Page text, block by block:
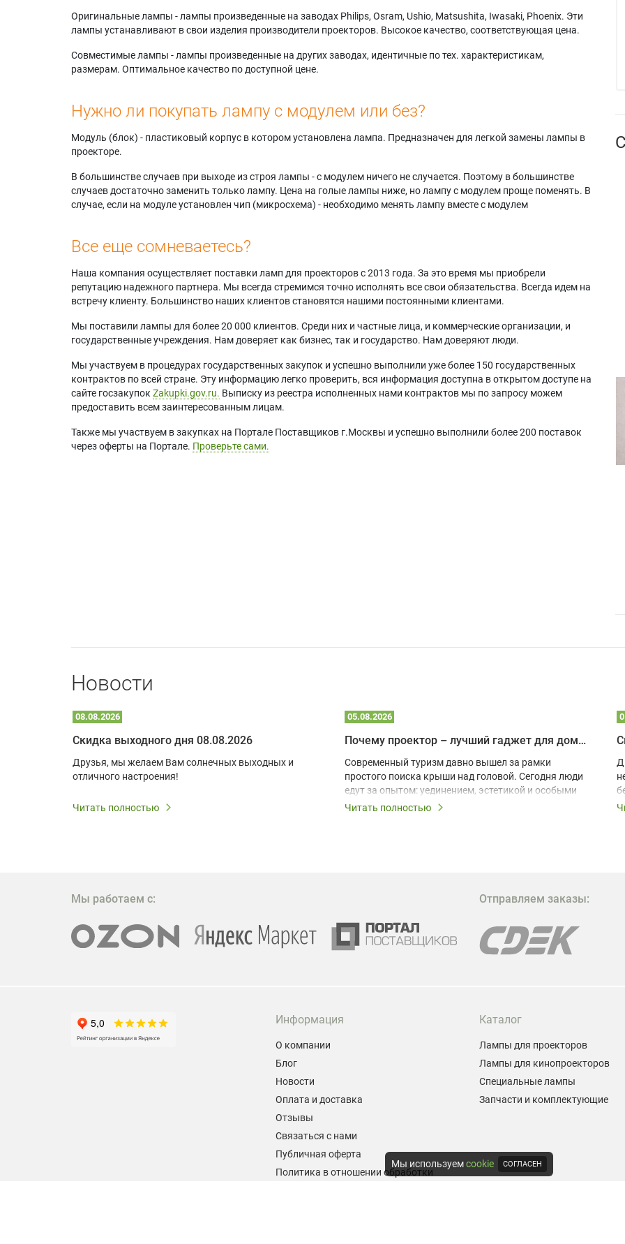
Оригинальные лампы - лампы произведенные на заводах Philips, Osram, Ushio, Matsushita, Iwasaki, Phoenix. Эти
лампы устанавливают в свои изделия производители проекторов. Высокое качество, соответствующая цена.
Совместимые лампы - лампы произведенные на других заводах, идентичные по тех. характеристикам,
размерам. Оптимальное качество по доступной цене.
Нужно ли покупать лампу с модулем или без?
Модуль (блок) - пластиковый корпус в котором установлена лампа. Предназначен для легкой замены лампы в
проекторе.
В большинстве случаев при выходе из строя лампы - с модулем ничего не случается. Поэтому в большинстве
случаев достаточно заменить только лампу. Цена на голые лампы ниже, но лампу с модулем проще поменять. В
случае, если на модуле установлен чип (микросхема) - необходимо менять лампу вместе с модулем
Все еще сомневаетесь?
Наша компания осуществляет поставки ламп для проекторов с 2013 года. За это время мы приобрели
репутацию надежного партнера. Мы всегда стремимся точно исполнять все свои обязательства. Всегда идем на
встречу клиенту. Большинство наших клиентов становятся нашими постоянными клиентами.
Мы поставили лампы для более 20 000 клиентов. Среди них и частные лица, и коммерческие организации, и
государственные учреждения. Нам доверяет как бизнес, так и государство. Нам доверяют люди.
Мы участвуем в процедурах государственных закупок и успешно выполнили уже более 150 государственных
контрактов по всей стране. Эту информацию легко проверить, вся информация доступна в открытом доступе на
сайте госзакупок Zakupki.gov.ru. Выписку из реестра исполненных нами контрактов мы по запросу можем
предоставить всем заинтересованным лицам.
Также мы участвуем в закупках на Портале Поставщиков г.Москвы и успешно выполнили более 200 поставок
через оферты на Портале. Проверьте сами.
Новости
08.08.2026
Скидка выходного дня 08.08.2026
Друзья, мы желаем Вам солнечных выходных и
отличного настроения!
Читать полностью
05.08.2026
Почему проектор – лучший гаджет для домика в глэмпинге
Современный туризм давно вышел за рамки
простого поиска крыши над головой. Сегодня люди
едут за опытом: уединением, эстетикой и особыми
ощущениями. Владельцы A-frame домов,
эффективных и бюджетных способов стать
проектора.
Читать полностью
Мы работаем с: Отправляем заказы:
Информация
О компании
Блог
Новости
Оплата и доставка
Отзывы
Связаться с нами
Публичная оферта
Политика в отношении обработки
Каталог
Лампы для проекторов
Лампы для кинопроекторов
Специальные лампы
Запчасти и комплектующие
Мы используемcookie СОГЛАСЕН